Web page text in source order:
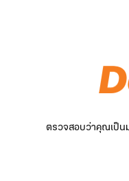
ตรวจสอบว่าคุณเป็น